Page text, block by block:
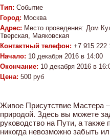
Тип: Событие
Город: Москва
Адрес: Место проведения: Дом
Тверская, Маяковская
Контактный телефон: +7 915 222
Начало: 10 декабря 2016 в 14:00
Окончание: 10 декабря 2016 в
Цена: 500 руб
Живое Присутствие Мастера
природой. Здесь вы можете
руководство на Пути, а также
никогда невозможно забыть